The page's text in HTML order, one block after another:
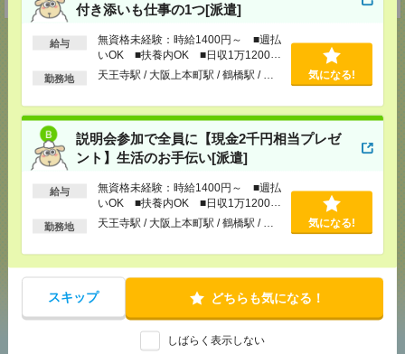
付き添いも仕事の1つ[派遣]
給与
無資格未経験：時給1400円～ ■週払
いOK ■扶養内OK ■日収1万1200円
以上
勤務地 天王寺駅 / 大阪上本町駅 / 鶴橋駅 / … 気になる!
説明会参加で全員に【現金2千円相当プレゼ
ント】生活のお手伝い[派遣]
給与
無資格未経験：時給1400円～ ■週払
いOK ■扶養内OK ■日収1万1200円
以上
勤務地 天王寺駅 / 大阪上本町駅 / 鶴橋駅 / … 気になる!
スキップ どちらも気になる！
しばらく表示しない
気になる！
メールで送る で送る
ツイート ブックマーク
あなたの閲覧履歴からの